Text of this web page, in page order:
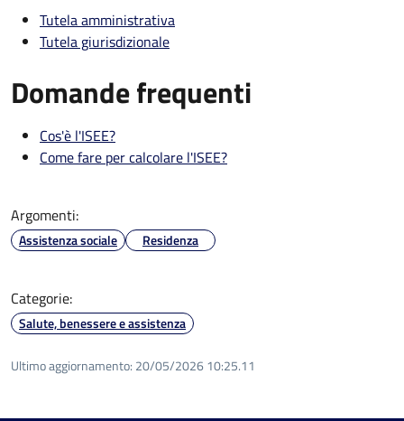
Tutela amministrativa
Tutela giurisdizionale
Domande frequenti
Cos'è l'ISEE?
Come fare per calcolare l'ISEE?
Argomenti:
Assistenza sociale Residenza
Categorie:
Salute, benessere e assistenza
Ultimo aggiornamento: 20/05/2026 10:25.11